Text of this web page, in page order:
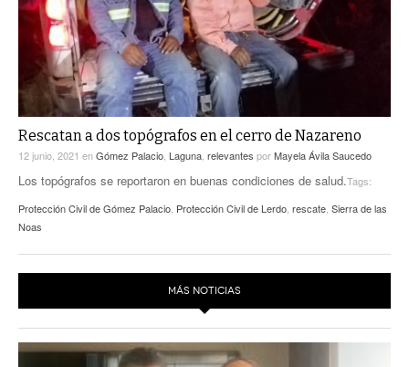
EXA INFORMA
CONTEXTOS
TRAYECTO LAGUNA
A MEDIA MAÑANA
A TODA LEY
DIÁLOGOS CON LA HISTORIA
TWEETS AND BEATS
LA MEJOR 97.1 ESTÉREO GALLITO
ACTUALIDADES GREM
LA MEJOR INFORMACIÓN
Rescatan a dos topógrafos en el cerro de Nazareno
12 junio, 2021 enGómez Palacio Laguna relevantes porMayela Ávila Saucedo
Los topógrafos se reportaron en buenas condiciones de salud.Tags:
Protección Civil de Gómez Palacio Protección Civil de Lerdo rescate Sierra de las
Noas
MÁS NOTICIAS